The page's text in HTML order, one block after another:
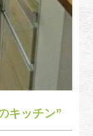
キッチン”